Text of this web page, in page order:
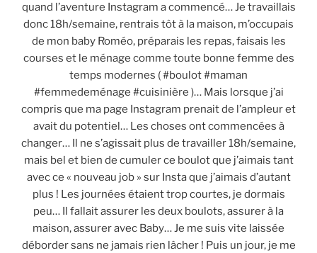
quand l’aventure Instagram a commencé… Je travaillais
donc 18h/semaine, rentrais tôt à la maison, m’occupais
de mon baby Roméo, préparais les repas, faisais les
courses et le ménage comme toute bonne femme des
temps modernes ( #boulot #maman
#femmedeménage #cuisinière )… Mais lorsque j’ai
compris que ma page Instagram prenait de l’ampleur et
avait du potentiel… Les choses ont commencées à
changer… Il ne s’agissait plus de travailler 18h/semaine,
mais bel et bien de cumuler ce boulot que j’aimais tant
avec ce « nouveau job » sur Insta que j’aimais d’autant
plus ! Les journées étaient trop courtes, je dormais
peu… Il fallait assurer les deux boulots, assurer à la
maison, assurer avec Baby… Je me suis vite laissée
déborder sans ne jamais rien lâcher ! Puis un jour, je me